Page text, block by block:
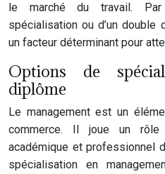
le marché du travail.
spécialisation ou d’un
un facteur déterminant pour
Options de
diplôme
Le management est un
commerce. Il joue un
académique et professionnel
spécialisation en